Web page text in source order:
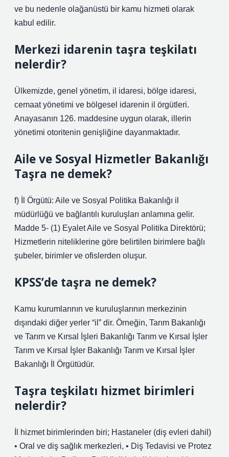
ve bu nedenle olağanüstü bir kamu hizmeti olarak
kabul edilir.
Merkezi idarenin taşra teşkilatı
nelerdir?
Ülkemizde, genel yönetim, il idaresi, bölge idaresi,
cemaat yönetimi ve bölgesel idarenin il örgütleri.
Anayasanın 126. maddesine uygun olarak, illerin
yönetimi otoritenin genişliğine dayanmaktadır.
Aile ve Sosyal Hizmetler Bakanlığı
Taşra ne demek?
f) İl Örgütü: Aile ve Sosyal Politika Bakanlığı il
müdürlüğü ve bağlantılı kuruluşları anlamına gelir.
Madde 5- (1) Eyalet Aile ve Sosyal Politika Direktörü;
Hizmetlerin niteliklerine göre belirtilen birimlere bağlı
şubeler, birimler ve ofislerden oluşur.
KPSS’de taşra ne demek?
Kamu kurumlarının ve kuruluşlarının merkezinin
dışındaki diğer yerler “il” dir. Örneğin, Tarım Bakanlığı
ve Tarım ve Kırsal İşleri Bakanlığı Tarım ve Kırsal İşler
Tarım ve Kırsal İşler Bakanlığı Tarım ve Kırsal İşler
Bakanlığı İl Örgütüdür.
Taşra teşkilatı hizmet birimleri
nelerdir?
İl hizmet birimlerinden biri; Hastaneler (diş evleri dahil)
• Oral ve diş sağlık merkezleri, • Diş Tedavisi ve Protez